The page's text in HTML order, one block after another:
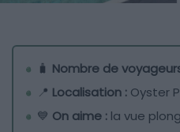
🧳 Nombre de
📍 Localisation : Oyster
💙 On aime : la vue